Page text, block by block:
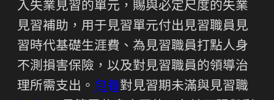
入失業見習的單元，賜與必定尺度的失業
見習補助，用于見習單元付出見習職員見
習時代基礎生涯費、為見習職員打點人身
不測損害保險，以及對見習職員的領導治
理所需支出。 包養對見習期未滿與見習職